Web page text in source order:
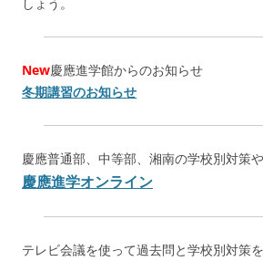
New慶應進学館からのお知らせ
冬期講習のお知らせ
慶應普通部、中等部、湘南の学校別対策
慶應進学オンライン
テレビ会議を使って過去問と学校別対策